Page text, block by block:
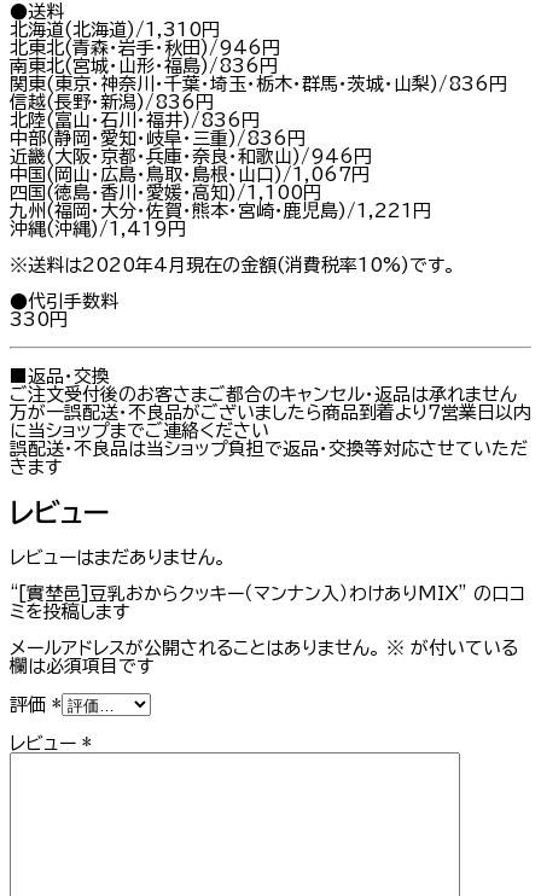
●送料
北海道(北海道)/1,310円
北東北(青森・岩手・秋田)/946円
南東北(宮城・山形・福島)/836円
関東(東京・神奈川・千葉・埼玉・栃木・群馬・茨城・山梨)/836円
信越(長野・新潟)/836円
北陸(富山・石川・福井)/836円
中部(静岡・愛知・岐阜・三重)/836円
近畿(大阪・京都・兵庫・奈良・和歌山)/946円
中国(岡山・広島・鳥取・島根・山口)/1,067円
四国(徳島・香川・愛媛・高知)/1,100円
九州(福岡・大分・佐賀・熊本・宮崎・鹿児島)/1,221円
沖縄(沖縄)/1,419円
※送料は2020年4月現在の金額(消費税率10%)です。
●代引手数料
330円
■返品・交換
ご注文受付後のお客さまご都合のキャンセル・返品は承れません
万が一誤配送・不良品がございましたら商品到着より7営業日以内
に当ショップまでご連絡ください
誤配送・不良品は当ショップ負担で返品・交換等対応させていただ
きます
レビュー
レビューはまだありません。
“[實埜邑]豆乳おからクッキー（マンナン入）わけありMIX” の口コ
ミを投稿します
メールアドレスが公開されることはありません。 ※ が付いている
欄は必須項目です
評価 *
レビュー *